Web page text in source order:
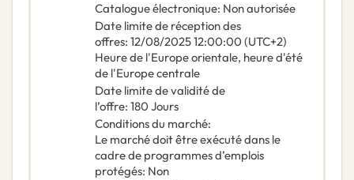
Catalogue électronique: Non autorisée
Date limite de réception des
offres: 12/08/202512:00:00 (UTC+2)
Heure de l'Europe orientale, heure d'été
de l'Europe centrale
Date limite de validité de
l’offre: 180 Jours
Conditions du marché:
Le marché doit être exécuté dans le
cadre de programmes d’emplois
protégés: Non